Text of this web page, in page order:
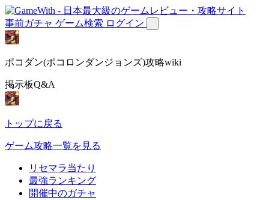
事前ガチャ ゲーム検索 ログイン
ポコダン(ポコロンダンジョンズ)攻略wiki
掲示板Q&A
トップに戻る
ゲーム攻略一覧を見る
リセマラ当たり
最強ランキング
開催中のガチャ